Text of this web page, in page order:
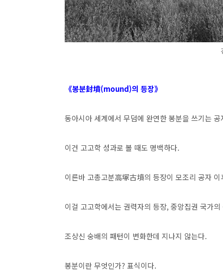
《봉분封墳(mound)의 등장》
동아시아 세계에서 무덤에 완연한 봉분을 쓰기는
이건 고고학 성과로 볼 때도 명백하다.
이른바 고총고분高塚古墳의 등장이 모조리 공자 이
이걸 고고학에서는 권력자의 등장, 중앙집권 국가
조상신 숭배의 패턴이 변화한데 지나지 않는다.
봉분이란 무엇인가? 표식이다.